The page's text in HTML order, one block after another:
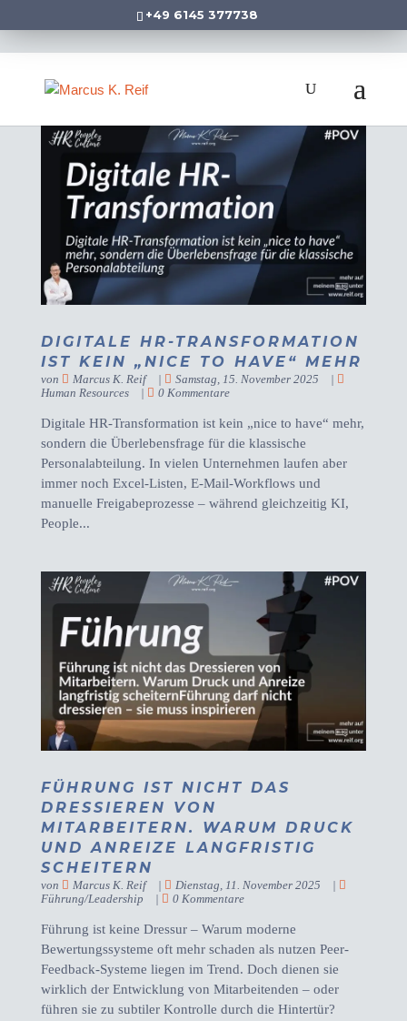
+49 6145 377738
DIGITALE HR-TRANSFORMATION
IST KEIN „NICE TO HAVE“ MEHR
von Marcus K. Reif | Samstag, 15. November 2025
|
Human Resources
| 0 Kommentare
Digitale HR-Transformation ist kein „nice to have“ mehr,
sondern die Überlebensfrage für die klassische
Personalabteilung. In vielen Unternehmen laufen aber
immer noch Excel-Listen, E-Mail-Workflows und
manuelle Freigabeprozesse – während gleichzeitig KI,
People...
FÜHRUNG IST NICHT DAS
DRESSIEREN VON
MITARBEITERN. WARUM DRUCK
UND ANREIZE LANGFRISTIG
SCHEITERN
von Marcus K. Reif | Dienstag, 11. November 2025
|
Führung/Leadership
| 0 Kommentare
Führung ist keine Dressur – Warum moderne
Bewertungssysteme oft mehr schaden als nutzen Peer-
Feedback-Systeme liegen im Trend. Doch dienen sie
wirklich der Entwicklung von Mitarbeitenden – oder
führen sie zu subtiler Kontrolle durch die Hintertür?